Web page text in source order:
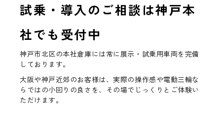
試乗・導入のご相談は神戸本
社でも受付中
神戸市北区の本社倉庫には常に展示・試乗用車両を完備
しております。
大阪や神戸近郊のお客様は、実際の操作感や電動三輪な
らではの小回りの良さを、その場でじっくりとご体験い
ただけます。